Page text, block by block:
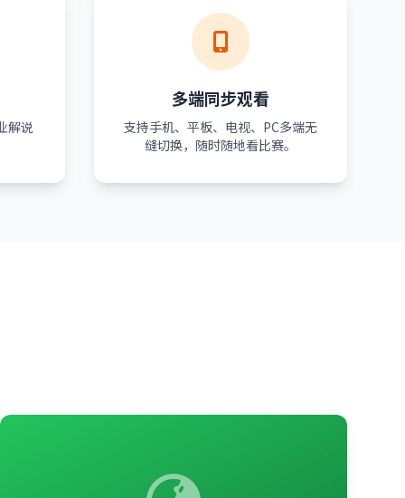
解说
多端同步观看
支持手机、平板、电视、PC多端无
缝切换，随时随地看比赛。